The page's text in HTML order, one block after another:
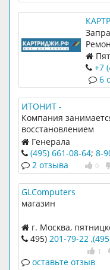
+7
6
ИТОНИТ -
Восстановление
данных
Компания
восстановлением
компьютерных
Генерала
Белобородова д.37
(495) 661-08-64; 8-
549-58-82
0
2 отзыва
GLComputers
магазин
г. Москва,
шоссе 18, ТК
Радорынок" пав. 474
489
495) 201-79-22 ,
1
оставьте отзыв